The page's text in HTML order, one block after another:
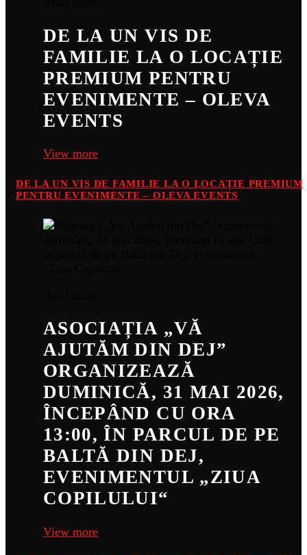
DE LA UN VIS DE
FAMILIE LA O LOCAȚIE
PREMIUM PENTRU
EVENIMENTE – OLEVA
EVENTS
View more
DE LA UN VIS DE FAMILIE LA O LOCAȚIE PREMIUM
PENTRU EVENIMENTE – OLEVA EVENTS
ASOCIAȚIA „VĂ
AJUTĂM DIN DEJ”
ORGANIZEAZĂ
DUMINICĂ, 31 MAI 2026,
ÎNCEPÂND CU ORA
13:00, ÎN PARCUL DE PE
BALTĂ DIN DEJ,
EVENIMENTUL „ZIUA
COPILULUI“
View more